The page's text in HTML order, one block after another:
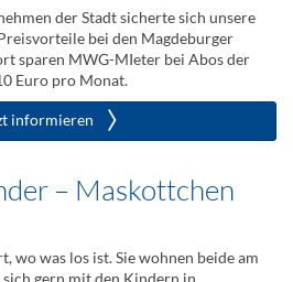
der Stadt sicherte sich unsere
bei den Magdeburger
sparen MWG-MIeter bei Abos der
Euro pro Monat.
informieren
– Maskottchen
wo was los ist. Sie wohnen beide am
gern mit den Kindern in